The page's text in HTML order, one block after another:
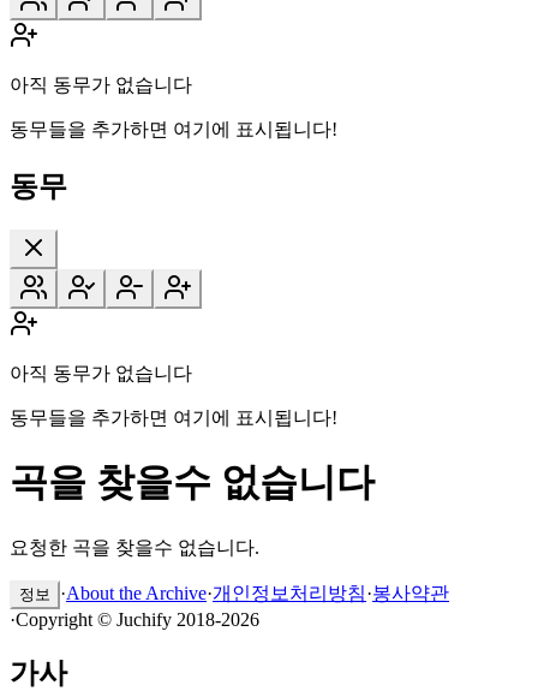
아직 동무가 없습니다
동무들을 추가하면 여기에 표시됩니다!
동무
아직 동무가 없습니다
동무들을 추가하면 여기에 표시됩니다!
곡을 찾을수 없습니다
요청한 곡을 찾을수 없습니다.
정보 ·About the Archive·개인정보처리방침·봉사약관
·Copyright © Juchify 2018-2026
가사